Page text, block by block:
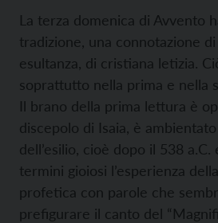
La terza domenica di Avvento
tradizione, una connotazione di
esultanza, di cristiana letizia.
soprattutto nella prima e nella
Il brano della prima lettura è
discepolo di Isaia, è
dell’esilio, cioè dopo il 538
termini gioiosi l’esperienza
profetica con parole che
prefigurare il canto del